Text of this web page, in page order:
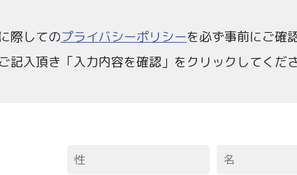
際してのプライバシーポリシーを必ず事前にご確
記入頂き「入力内容を確認」をクリックしてくださ